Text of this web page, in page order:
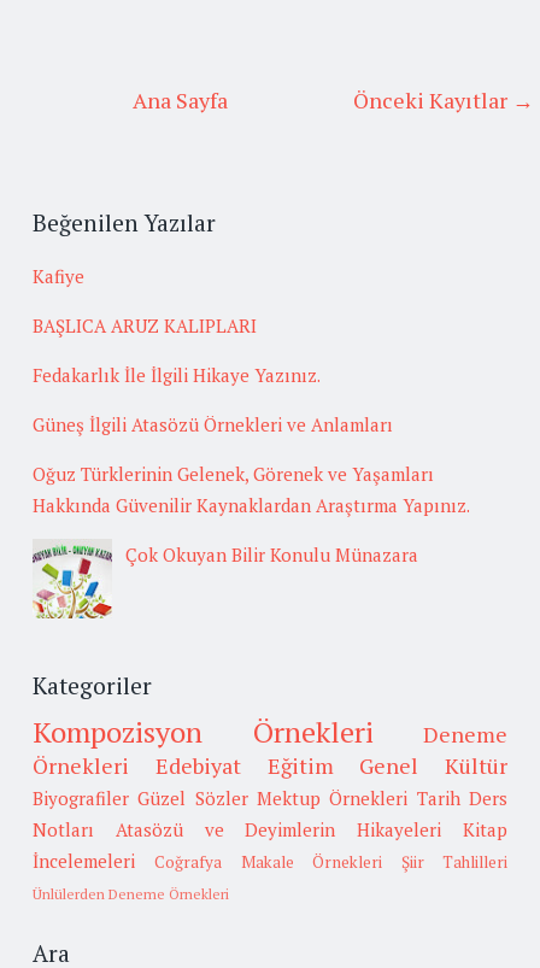
Önceki Kayıtlar →
Ana Sayfa
Beğenilen Yazılar
Kafiye
BAŞLICA ARUZ KALIPLARI
Fedakarlık İle İlgili Hikaye Yazınız.
Güneş İlgili Atasözü Örnekleri ve Anlamları
Oğuz Türklerinin Gelenek, Görenek ve Yaşamları
Hakkında Güvenilir Kaynaklardan Araştırma Yapınız.
Çok Okuyan Bilir Konulu Münazara
Kategoriler
Kompozisyon Örnekleri
Deneme
Örnekleri
Edebiyat Eğitim Genel Kültür
Biyografiler Güzel Sözler Mektup Örnekleri Tarih Ders
Notları
Atasözü ve Deyimlerin Hikayeleri
Kitap
İncelemeleri
Coğrafya Makale Örnekleri Şiir Tahlilleri
Ünlülerden Deneme Örnekleri
Ara